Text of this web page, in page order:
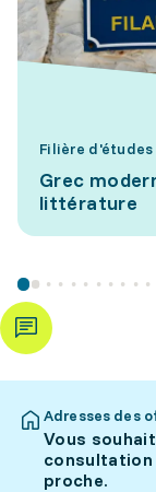
Filière d'études
Grec
littérature
Adresses des
Vous
consultation
proche.